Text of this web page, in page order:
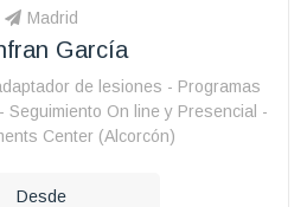
Madrid
García
de lesiones - Programas
Seguimiento On line y Presencial -
Center (Alcorcón)
Desde